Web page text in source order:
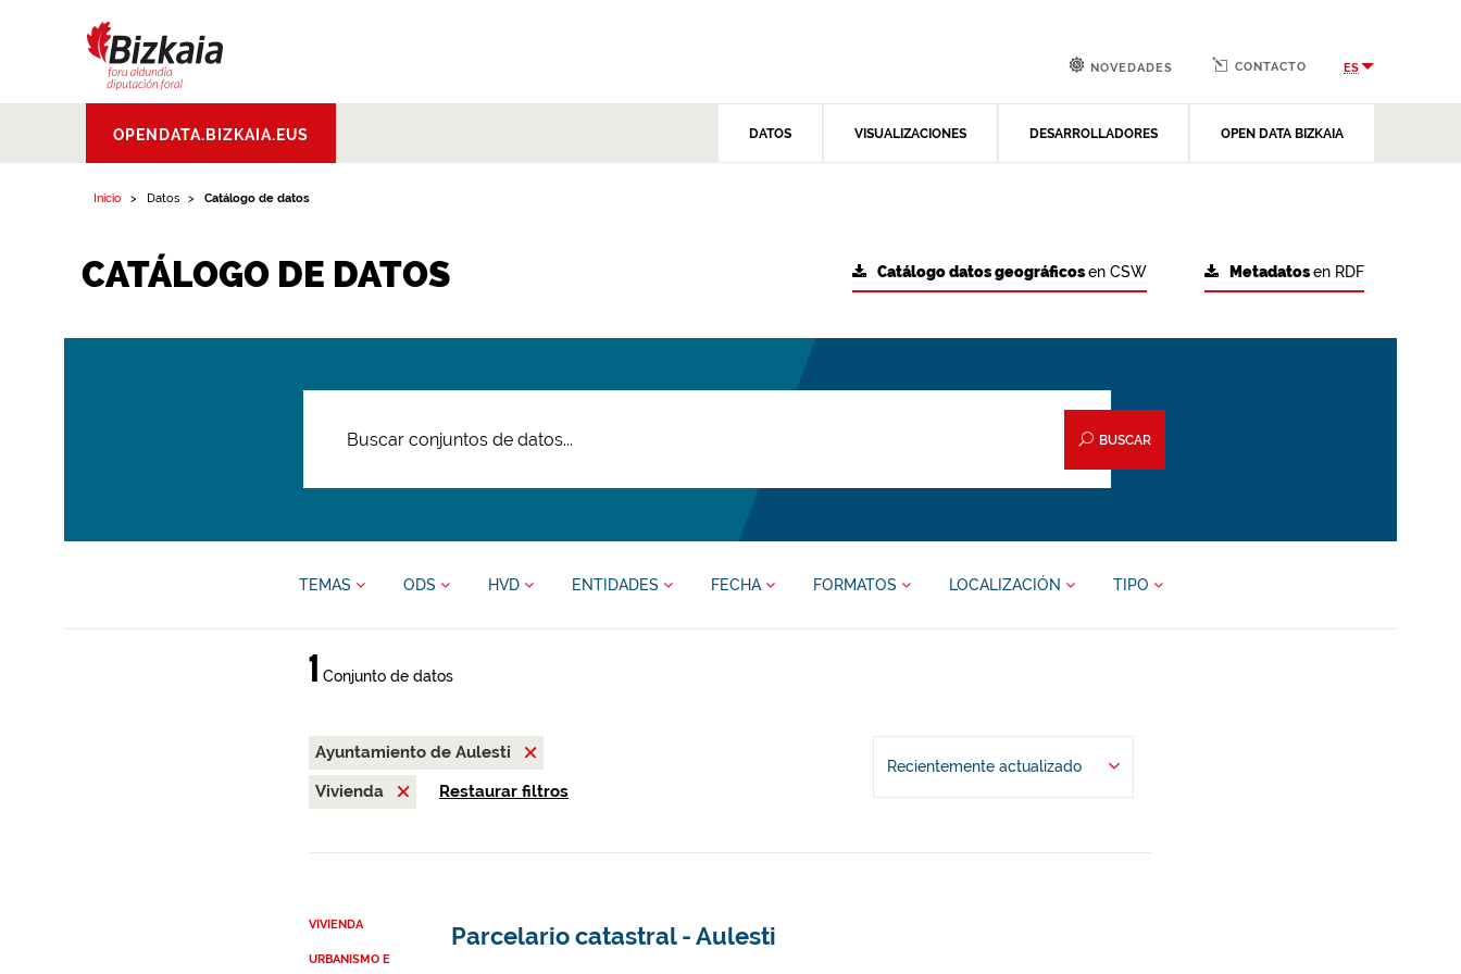
Aldundia.Diputacion
Foral de Bizkaia
OPENDATA.BIZKAIA.EUS DATOS VISUALIZACIONES DESARROLLADORES OPEN DATA BIZKAIA
NOVEDADES CONTACTO ES
Inicio Datos Catálogo de datos
CATÁLOGO DE DATOS Metadatosen RDF
Catálogo datos geográficosen CSW
BUSCAR
TEMAS ODS HVD ENTIDADES FECHA FORMATOS LOCALIZACIÓN TIPO
1 Conjunto de datos
Ayuntamiento de Aulesti
Vivienda
Restaurar filtros
Recientemente actualizado
VIVIENDA
URBANISMO E
Parcelario catastral - Aulesti